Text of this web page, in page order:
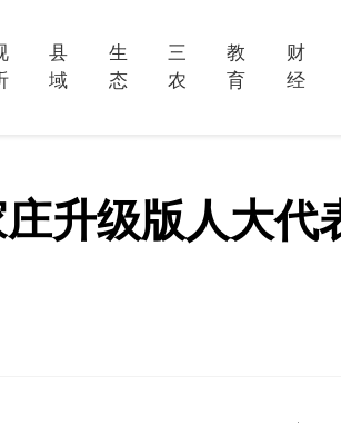
县
域
生
态
三
农
教
育
财
经
升级版人大代